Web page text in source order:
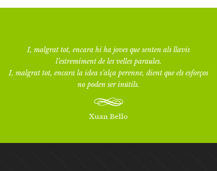
I, malgrat tot, encara hi ha joves que senten als llavis
l’estremiment de les velles paraules.
I, malgrat tot, encara la idea s’alça perenne, dient que els esforços
no poden ser inútils.
Xuan Bello